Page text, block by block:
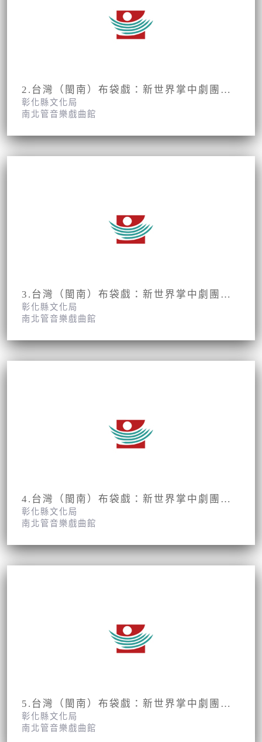
2.台灣（閩南）布袋戲：新世界掌中劇團第1集第3、4面
彰化縣文化局
南北管音樂戲曲館
3.台灣（閩南）布袋戲：新世界掌中劇團第1集第5、6面
彰化縣文化局
南北管音樂戲曲館
4.台灣（閩南）布袋戲：新世界掌中劇團第1集第7、8面
彰化縣文化局
南北管音樂戲曲館
5.台灣（閩南）布袋戲：新世界掌中劇團第1集第9、10面
彰化縣文化局
南北管音樂戲曲館